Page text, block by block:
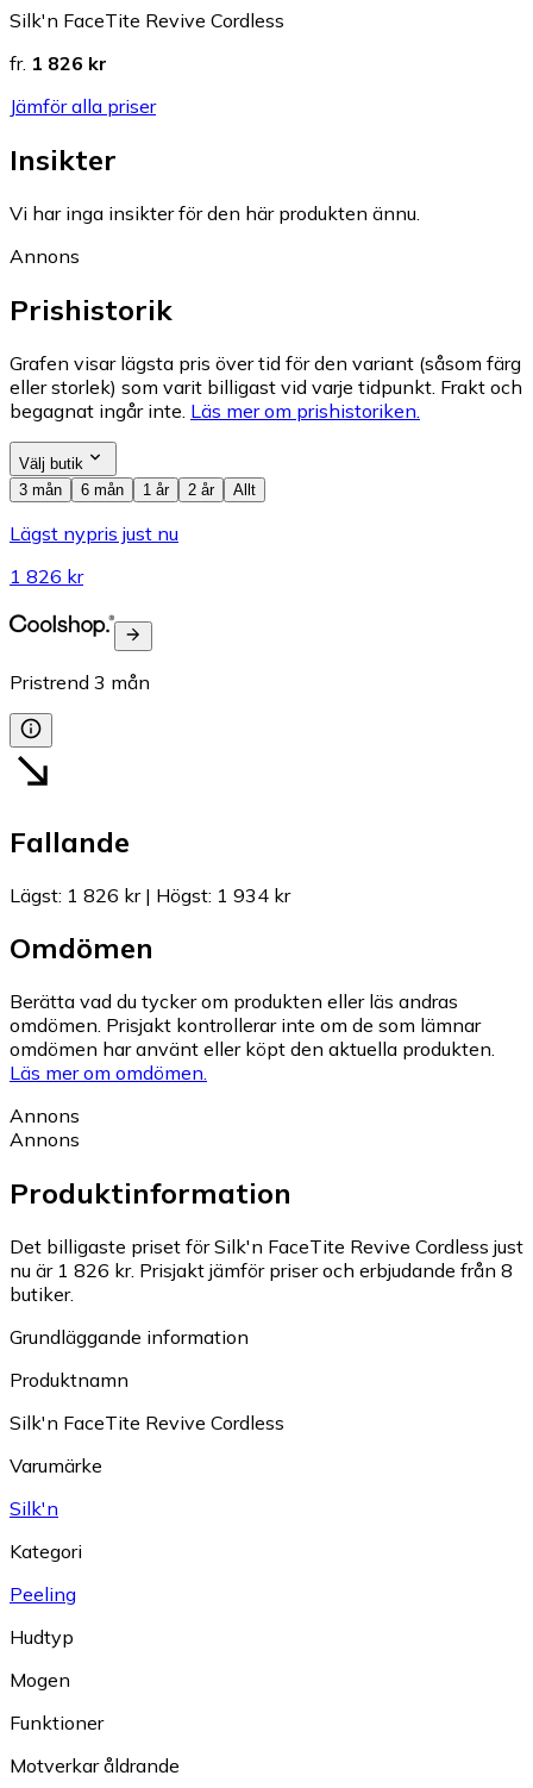
Silk'n FaceTite Revive Cordless
fr. 1 826 kr
Jämför alla priser
Insikter
Vi har inga insikter för den här produkten ännu.
Annons
Prishistorik
Grafen visar lägsta pris över tid för den variant (såsom färg
eller storlek) som varit billigast vid varje tidpunkt. Frakt och
begagnat ingår inte. Läs mer om prishistoriken.
Välj butik
3 mån
6 mån 1 år 2 år Allt
Lägst nypris just nu
1 826 kr
Pristrend 3 mån
Fallande
Lägst: 1 826 kr| Högst: 1 934 kr
Omdömen
Berätta vad du tycker om produkten eller läs andras
omdömen. Prisjakt kontrollerar inte om de som lämnar
omdömen har använt eller köpt den aktuella produkten.
Läs mer om omdömen.
Annons
Annons
Produktinformation
Det billigaste priset för Silk'n FaceTite Revive Cordless just
nu är 1 826 kr. Prisjakt jämför priser och erbjudande från 8
butiker.
Grundläggande information
Produktnamn
Silk'n FaceTite Revive Cordless
Varumärke
Silk'n
Kategori
Peeling
Hudtyp
Mogen
Funktioner
Motverkar åldrande